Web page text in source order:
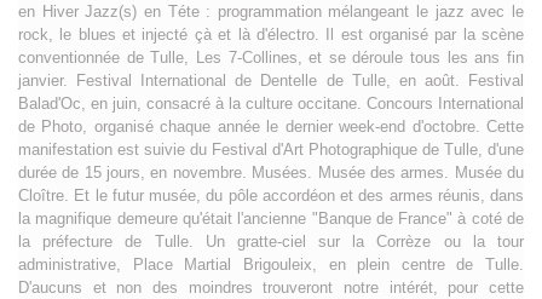
en Hiver Jazz(s) en Téte : programmation mélangeant le jazz avec le
rock, le blues et injecté çà et là d'électro. Il est organisé par la scène
conventionnée de Tulle, Les 7-Collines, et se déroule tous les ans fin
janvier. Festival International de Dentelle de Tulle, en août. Festival
Balad'Oc, en juin, consacré à la culture occitane. Concours International
de Photo, organisé chaque année le dernier week-end d'octobre. Cette
manifestation est suivie du Festival d'Art Photographique de Tulle, d'une
durée de 15 jours, en novembre. Musées. Musée des armes. Musée du
Cloître. Et le futur musée, du pôle accordéon et des armes réunis, dans
la magnifique demeure qu'était l'ancienne "Banque de France" à coté de
la préfecture de Tulle. Un gratte-ciel sur la Corrèze ou la tour
administrative, Place Martial Brigouleix, en plein centre de Tulle.
D'aucuns et non des moindres trouveront notre intérét, pour cette